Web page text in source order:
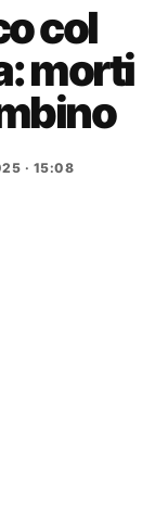
col
morti
· 15:08